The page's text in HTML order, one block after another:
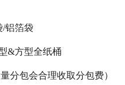
/铝箔袋
&方型全纸桶
包会合理收取分包费）